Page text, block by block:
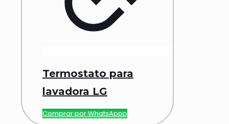
Termostato para
lavadora LG
Comprar por WhatsAppp